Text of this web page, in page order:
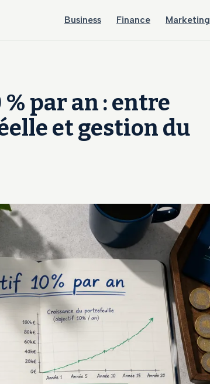
Business Finance Marketing
par an : entre
et gestion du